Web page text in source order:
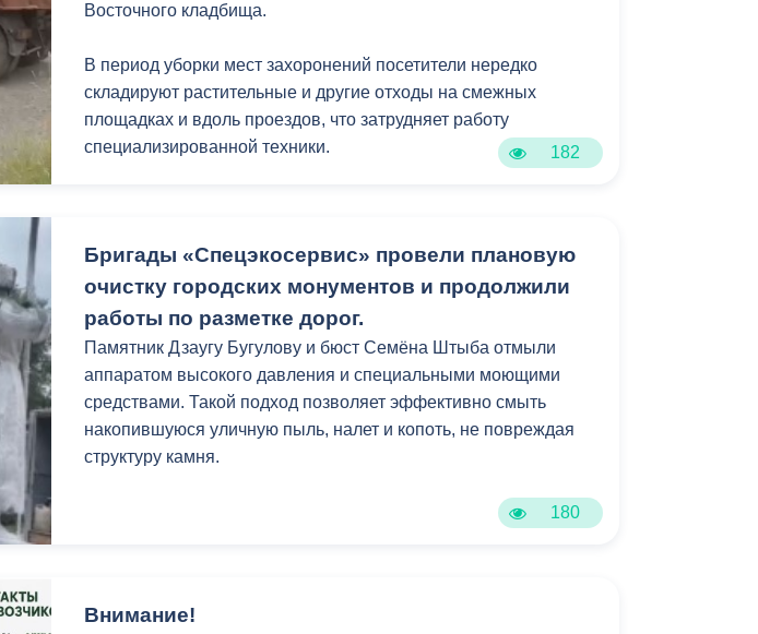
документов стратегического
планирования
Незаконное строительство
Порядок обжалования решений и
действий органов местного
самоуправления
Информация финансового
Выборы 2026
Восточного кладбища.
В период уборки мест захоронений посетители нередко
складируют растительные и другие отходы на смежных
площадках и вдоль проездов, что затрудняет работу
специализированной техники.
182
Бригады «Спецэкосервис» провели плановую
очистку городских монументов и продолжили
работы по разметке дорог.
Памятник Дзаугу Бугулову и бюст Семёна Штыба отмыли
аппаратом высокого давления и специальными моющими
средствами. Такой подход позволяет эффективно смыть
накопившуюся уличную пыль, налет и копоть, не повреждая
структуру камня.
180
Внимание!